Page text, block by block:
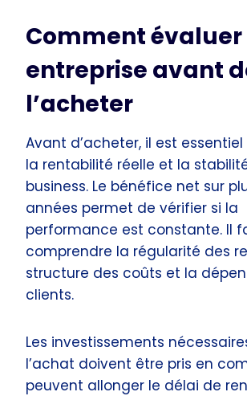
Comment évaluer
entreprise avant
l’acheter
Avant d’acheter, il est essentiel
la rentabilité réelle et la
business. Le bénéfice net sur
années permet de vérifier si la
performance est constante. Il
comprendre la régularité des
structure des coûts et la
clients.
Les investissements
l’achat doivent être pris en
peuvent allonger le délai de